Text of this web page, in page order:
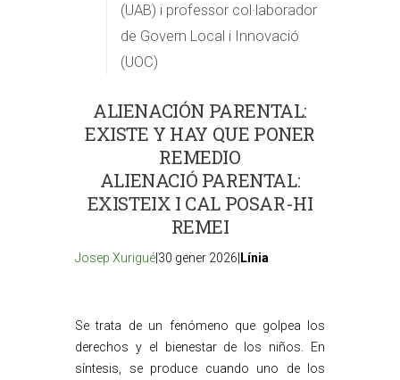
(UAB) i professor col·laborador
de Govern Local i Innovació
(UOC)
ALIENACIÓN PARENTAL:
EXISTE Y HAY QUE PONER
REMEDIO
ALIENACIÓ PARENTAL:
EXISTEIX I CAL POSAR-HI
REMEI
Josep Xurigué |30 gener 2026| Línia
Se trata de un fenómeno que golpea los
derechos y el bienestar de los niños. En
síntesis, se produce cuando uno de los